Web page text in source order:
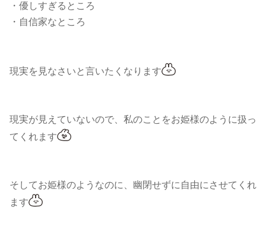
・優しすぎるところ
・自信家なところ
現実を見なさいと言いたくなります
現実が見えていないので、私のことをお姫様のように扱っ
てくれます
そしてお姫様のようなのに、幽閉せずに自由にさせてくれ
ます